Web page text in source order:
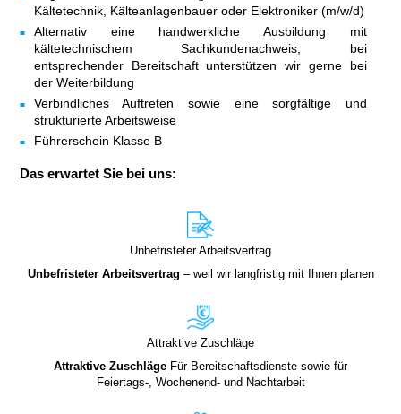
Kältetechnik, Kälteanlagenbauer oder Elektroniker (m/w/d)
Alternativ eine handwerkliche Ausbildung mit
kältetechnischem Sachkundenachweis; bei
entsprechender Bereitschaft unterstützen wir gerne bei
der Weiterbildung
Verbindliches Auftreten sowie eine sorgfältige und
strukturierte Arbeitsweise
Führerschein Klasse B
Das erwartet Sie bei uns:
Unbefristeter Arbeitsvertrag
Unbefristeter Arbeitsvertrag – weil wir langfristig mit Ihnen planen
Attraktive Zuschläge
Attraktive Zuschläge Für Bereitschaftsdienste sowie für
Feiertags-, Wochenend- und Nachtarbeit